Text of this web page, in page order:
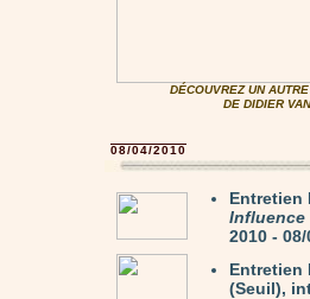
DÉCOUVREZ UN
DE DIDIER
08/04/2010
Entretien
Influence
2010 -
Entretien
(Seuil),